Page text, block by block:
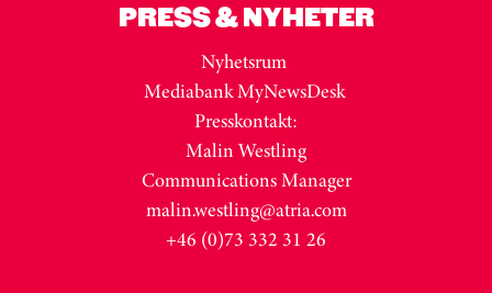
PRESS & NYHETER
Nyhetsrum
Mediabank MyNewsDesk
Presskontakt:
Malin Westling
Communications Manager
malin.westling@atria.com
+46 (0)73 332 31 26